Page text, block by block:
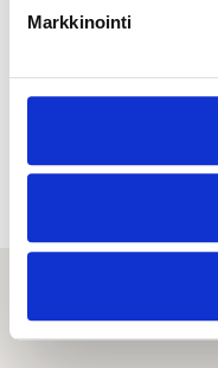
Markkinointi
Kokous- &